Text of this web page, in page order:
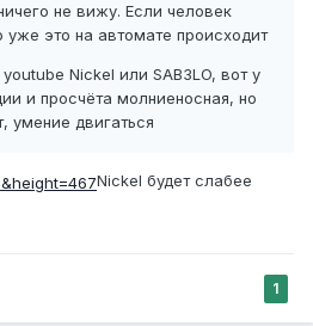
не вижу. Если человек
уже это на автомате происходит
Nickel или SAB3LO, вот у
и просчёта молниеносная, но
умение двигаться
Nickel будет слабее
1